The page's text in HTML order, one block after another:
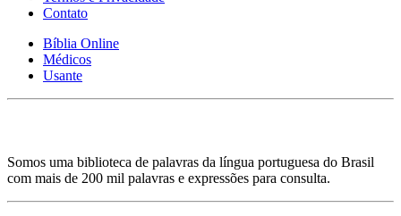
Contato
Bíblia Online
Médicos
Usante
Somos uma biblioteca de palavras da língua portuguesa do Brasil
com mais de 200 mil palavras e expressões para consulta.